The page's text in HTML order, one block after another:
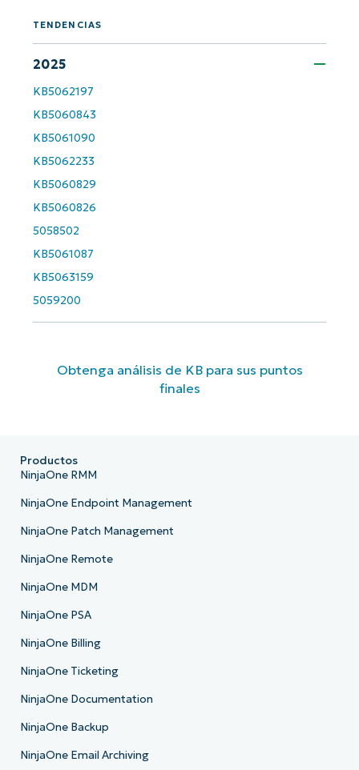
TENDENCIAS
2025
KB5062197
KB5060843
KB5061090
KB5062233
KB5060829
KB5060826
5058502
KB5061087
KB5063159
5059200
Obtenga análisis de KB para sus puntos
finales
name*
Business
email*
Phone
name*
Productos
NinjaOne RMM
NinjaOne Endpoint Management
NinjaOne Patch Management
NinjaOne Remote
NinjaOne MDM
NinjaOne PSA
NinjaOne Billing
NinjaOne Ticketing
NinjaOne Documentation
NinjaOne Backup
NinjaOne Email Archiving